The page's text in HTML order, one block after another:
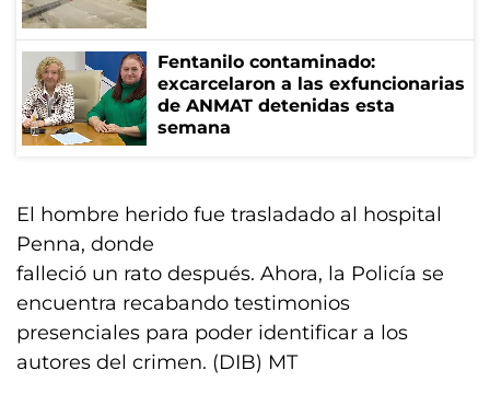
Fentanilo contaminado:
excarcelaron a las exfuncionarias
de ANMAT detenidas esta
semana
El hombre herido fue trasladado al hospital
Penna, donde
falleció un rato después. Ahora, la Policía se
encuentra recabando testimonios
presenciales para poder identificar a los
autores del crimen. (DIB) MT